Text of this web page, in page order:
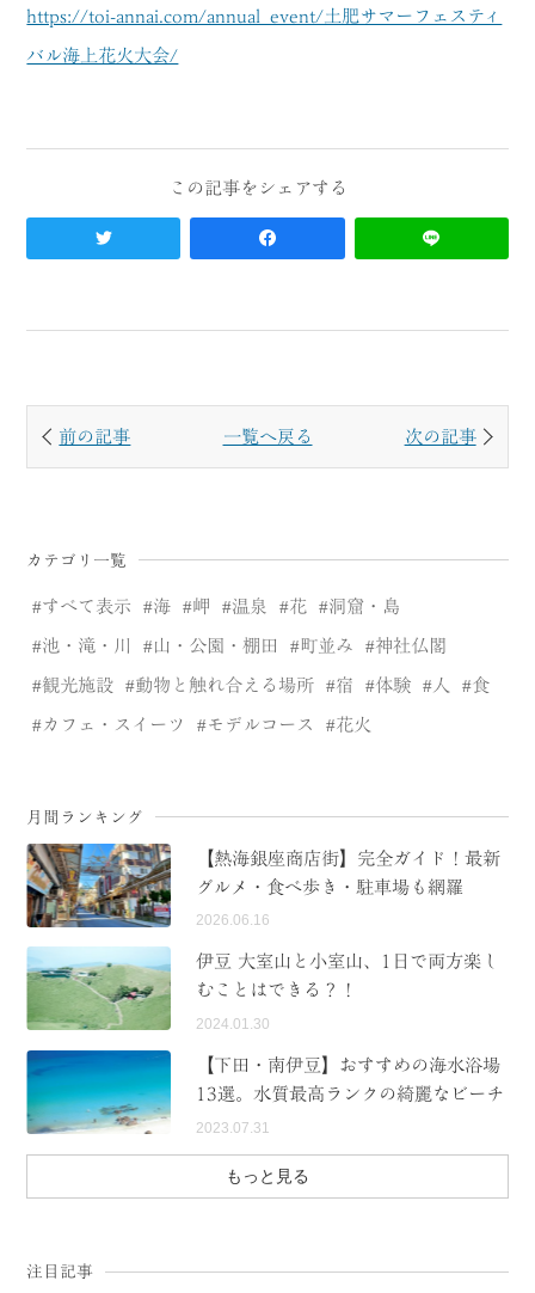
https://toi-annai.com/annual_event/土肥サマーフェスティ
バル海上花火大会/
前の記事 一覧へ戻る 次の記事
カテゴリ一覧
すべて表示 海 岬 温泉 花 洞窟・島
池・滝・川 山・公園・棚田 町並み 神社仏閣
観光施設 動物と触れ合える場所 宿 体験 人 食
カフェ・スイーツ モデルコース 花火
月間ランキング
【熱海銀座商店街】完全ガイド！最新
グルメ・食べ歩き・駐車場も網羅
2026.06.16
伊豆 大室山と小室山、1日で両方楽し
むことはできる？！
2024.01.30
【下田・南伊豆】おすすめの海水浴場
13選。水質最高ランクの綺麗なビーチ
2023.07.31
もっと見る
注目記事